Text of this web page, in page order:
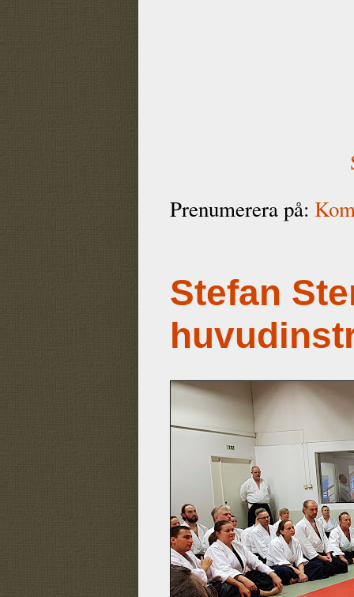
Prenumerera på:
Stefan